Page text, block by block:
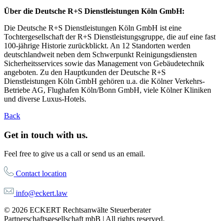
Über die Deutsche R+S Dienstleistungen Köln GmbH:
Die Deutsche R+S Dienstleistungen Köln GmbH ist eine
Tochtergesellschaft der R+S Dienstleistungsgruppe, die auf eine fast
100-jährige Historie zurückblickt. An 12 Standorten werden
deutschlandweit neben dem Schwerpunkt Reinigungsdiensten
Sicherheitsservices sowie das Management von Gebäudetechnik
angeboten. Zu den Hauptkunden der Deutsche R+S
Dienstleistungen Köln GmbH gehören u.a. die Kölner Verkehrs-
Betriebe AG, Flughafen Köln/Bonn GmbH, viele Kölner Kliniken
und diverse Luxus-Hotels.
Back
Get in touch with us.
Feel free to give us a call or send us an email.
Contact location
info@eckert.law
© 2026 ECKERT Rechtsanwälte Steuerberater
Partnerschaftsgesellschaft mbB | All rights reserved.